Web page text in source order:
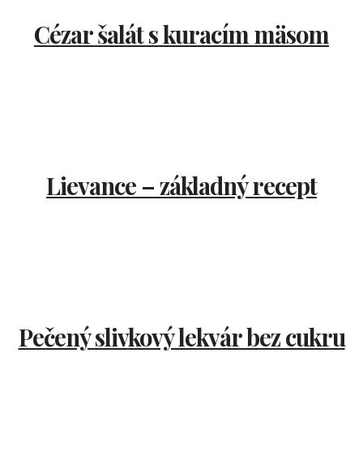
Cézar šalát s kuracím mäsom
Lievance – základný recept
Pečený slivkový lekvár bez cukru